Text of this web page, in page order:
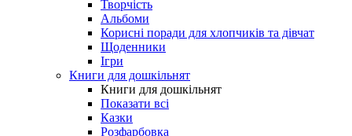
Творчість
Альбоми
Корисні поради для хлопчиків та дівчат
Щоденники
Ігри
Книги для дошкільнят
Книги для дошкільнят
Показати всі
Казки
Розфарбовка